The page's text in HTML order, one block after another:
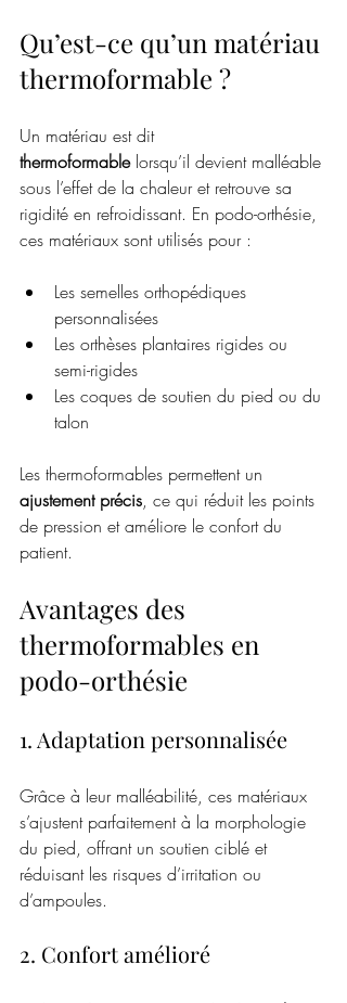
Qu’est-ce qu’un matériau
thermoformable ?
Un matériau est dit
thermoformable lorsqu’il devient malléable
sous l’effet de la chaleur et retrouve sa
rigidité en refroidissant. En podo-orthésie,
ces matériaux sont utilisés pour :
Les semelles orthopédiques
personnalisées
Les orthèses plantaires rigides ou
semi-rigides
Les coques de soutien du pied ou du
talon
Les thermoformables permettent un
ajustement précis, ce qui réduit les points
de pression et améliore le confort du
patient.
Avantages des
thermoformables en
podo-orthésie
1. Adaptation personnalisée
Grâce à leur malléabilité, ces matériaux
s’ajustent parfaitement à la morphologie
du pied, offrant un soutien ciblé et
réduisant les risques d’irritation ou
d’ampoules.
2. Confort amélioré